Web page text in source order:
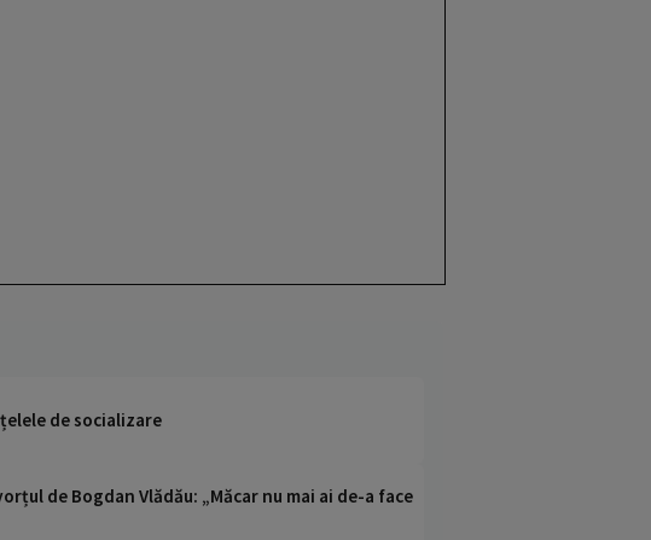
de socializare
de Bogdan Vlădău: „Măcar nu mai ai de-a face